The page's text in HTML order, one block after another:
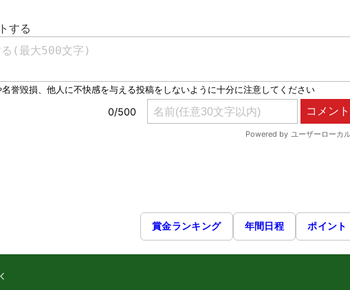
賞金ランキング 年間日程 ポイント